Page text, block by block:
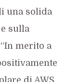
una solida
sulla
“In merito a
di AWS